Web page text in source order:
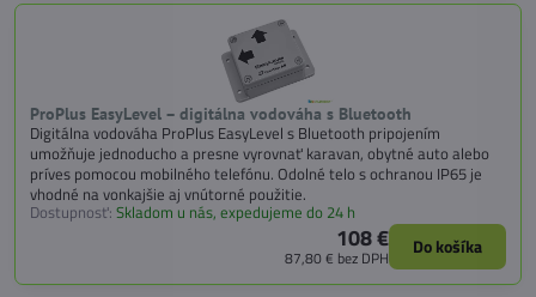
ProPlus EasyLevel – digitálna vodováha s Bluetooth
Digitálna vodováha ProPlus EasyLevel s Bluetooth pripojením
umožňuje jednoducho a presne vyrovnať karavan, obytné auto alebo
príves pomocou mobilného telefónu. Odolné telo s ochranou IP65 je
vhodné na vonkajšie aj vnútorné použitie.
Dostupnosť: Skladom u nás, expedujeme do 24 h
108 €
87,80 € bez DPH Do košíka